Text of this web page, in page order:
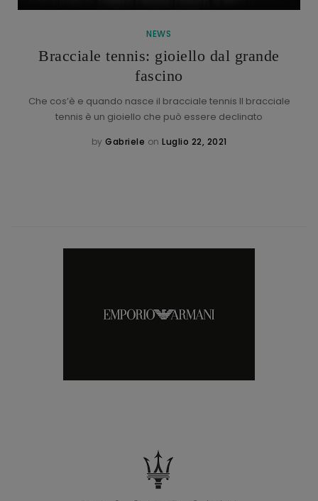
NEWS
Bracciale tennis: gioiello dal grande
fascino
Che cos’è e quando nasce il bracciale tennis Il bracciale
tennis è un gioiello che può essere declinato
by Gabriele on Luglio 22, 2021